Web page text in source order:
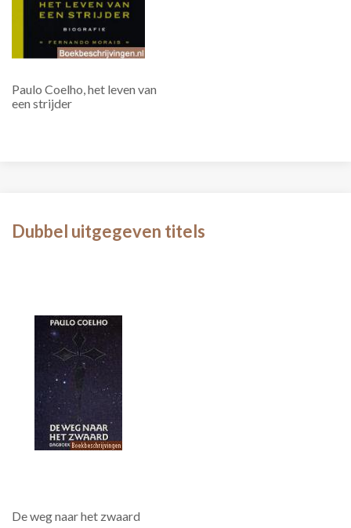
Paulo Coelho, het leven van
een strijder
Dubbel uitgegeven titels
De weg naar het zwaard